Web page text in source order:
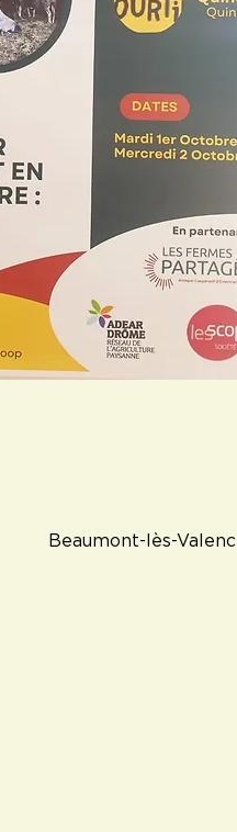
Beaumont-lès-